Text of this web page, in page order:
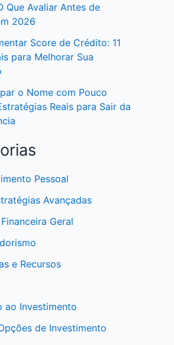
Que Avaliar Antes de
2026
Score de Crédito: 11
para Melhorar Sua
o Nome com Pouco
Reais para Sair da
Pessoal
Avançadas
Geral
e Recursos
ao Investimento
de Investimento